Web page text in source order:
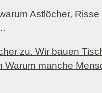
Astlöcher,
zu. Wir bauen